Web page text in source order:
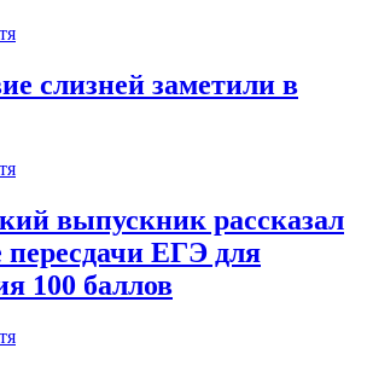
слизней заметили в
выпускник рассказал
пересдачи ЕГЭ для
100 баллов